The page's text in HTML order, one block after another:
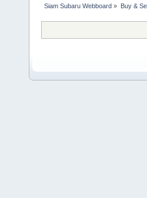
Siam Subaru Webboard » Buy &